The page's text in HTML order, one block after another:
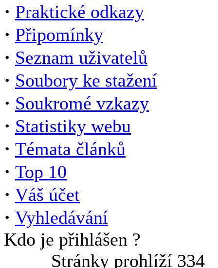
· Praktické odkazy
· Připomínky
· Seznam uživatelů
· Soubory ke stažení
· Soukromé vzkazy
· Statistiky webu
· Témata článků
· Top 10
· Váš účet
· Vyhledávání
Kdo je přihlášen ?
Stránky prohlíží 334